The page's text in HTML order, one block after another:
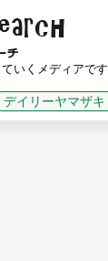
いくメディアです
デイリーヤマザキ